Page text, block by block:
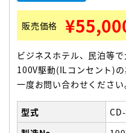
販売価格
ビジネスホテル、民泊等で
100V駆動(ILコンセント)
一度お問い合わせくださ
行)×782(高さ) 製品重量
型式